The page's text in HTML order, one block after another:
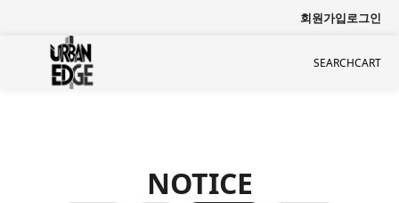
회원가입로그인
SEARCHCART
NOTICE